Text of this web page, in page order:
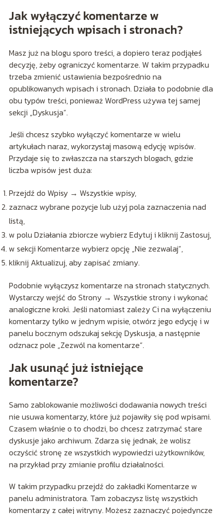
Jak wyłączyć komentarze w
istniejących wpisach i stronach?
Masz już na blogu sporo treści, a dopiero teraz podjąłeś
decyzję, żeby ograniczyć komentarze. W takim przypadku
trzeba zmienić ustawienia bezpośrednio na
opublikowanych wpisach i stronach. Działa to podobnie dla
obu typów treści, ponieważ WordPress używa tej samej
sekcji „Dyskusja”.
Jeśli chcesz szybko wyłączyć komentarze w wielu
artykułach naraz, wykorzystaj masową edycję wpisów.
Przydaje się to zwłaszcza na starszych blogach, gdzie
liczba wpisów jest duża:
Przejdź do Wpisy → Wszystkie wpisy,
zaznacz wybrane pozycje lub użyj pola zaznaczenia nad
listą,
w polu Działania zbiorcze wybierz Edytuj i kliknij Zastosuj,
w sekcji Komentarze wybierz opcję „Nie zezwalaj”,
kliknij Aktualizuj, aby zapisać zmiany.
Podobnie wyłączysz komentarze na stronach statycznych.
Wystarczy wejść do Strony → Wszystkie strony i wykonać
analogiczne kroki. Jeśli natomiast zależy Ci na wyłączeniu
komentarzy tylko w jednym wpisie, otwórz jego edycję i w
panelu bocznym odszukaj sekcję Dyskusja, a następnie
odznacz pole „Zezwól na komentarze”.
Jak usunąć już istniejące
komentarze?
Samo zablokowanie możliwości dodawania nowych treści
nie usuwa komentarzy, które już pojawiły się pod wpisami.
Czasem właśnie o to chodzi, bo chcesz zatrzymać stare
dyskusje jako archiwum. Zdarza się jednak, że wolisz
oczyścić stronę ze wszystkich wypowiedzi użytkowników,
na przykład przy zmianie profilu działalności.
W takim przypadku przejdź do zakładki Komentarze w
panelu administratora. Tam zobaczysz listę wszystkich
komentarzy z całej witryny. Możesz zaznaczyć pojedyncze